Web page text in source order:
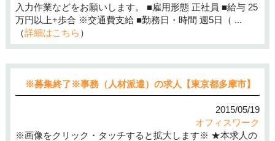
入力作業などをお願いします。 ■雇用形態 正社員 ■給与 25
万円以上+歩合 ※交通費支給 ■勤務日・時間 週5日（ ...
（詳細はこちら ）
※募集終了※事務（人材派遣）の求人【東京都多摩市】
2015/05/19
オフィスワーク
※画像をクリック・タッチすると拡大します※ ★本求人の